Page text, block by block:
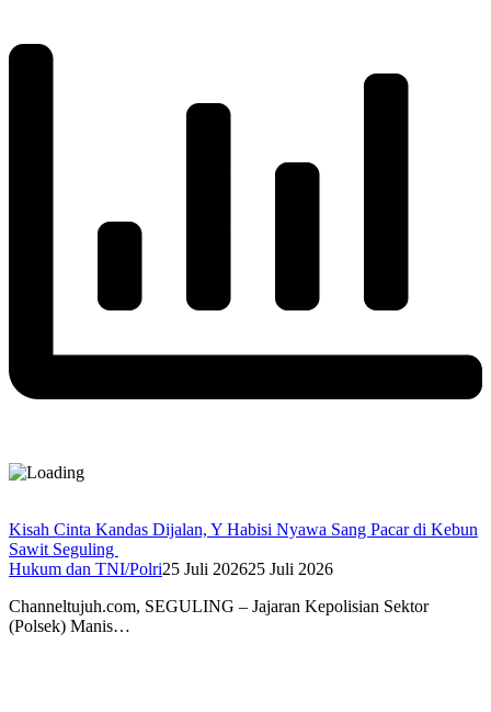
Kisah Cinta Kandas Dijalan, Y Habisi Nyawa Sang Pacar di Kebun
Sawit Seguling
Hukum dan TNI/Polri25 Juli 202625 Juli 2026
Channeltujuh.com, SEGULING – Jajaran Kepolisian Sektor
(Polsek) Manis…